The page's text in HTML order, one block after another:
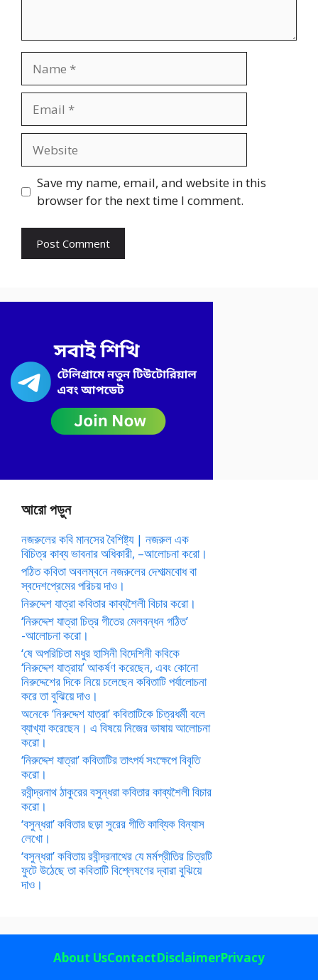
Save my name, email, and website in this
browser for the next time I comment.
আরো পড়ুন
নজরুলের কবি মানসের বৈশিষ্ট্য | নজরুল এক
বিচিত্র কাব্য ভাবনার অধিকারী, –আলোচনা করো।
পঠিত কবিতা অবলম্বনে নজরুলের দেশাত্মবোধ বা
স্বদেশপ্রেমের পরিচয় দাও।
নিরুদ্দেশ যাত্রা কবিতার কাব্যশৈলী বিচার করো।
‘নিরুদ্দেশ যাত্রা চিত্র গীতের মেলবন্ধন গঠিত’
-আলোচনা করো।
‘ষে অপরিচিতা মধুর হাসিনী বিদেশিনী কবিকে
‘নিরুদ্দেশ যাত্রায়’ আকর্ষণ করেছেন, এবং কোনো
নিরুদ্দেশের দিকে নিয়ে চলেছেন কবিতাটি পর্যালোচনা
করে তা বুঝিয়ে দাও।
অনেকে ‘নিরুদ্দেশ যাত্রা’ কবিতাটিকে চিত্রধর্মী বলে
ব্যাখ্যা করেছেন। এ বিষয়ে নিজের ভাষায় আলোচনা
করো।
‘নিরুদ্দেশ যাত্রা’ কবিতাটির তাৎপর্য সংক্ষেপে বিবৃতি
করো।
রবীন্দ্রনাথ ঠাকুরের বসুন্ধরা কবিতার কাব্যশৈলী বিচার
করো।
‘বসুন্ধরা’ কবিতার ছড়া সুরের গীতি কাব্যিক বিন্যাস
লেখো।
‘বসুন্ধরা’ কবিতায় রবীন্দ্রনাথের যে মর্মপ্রীতির চিত্রটি
ফুটে উঠেছে তা কবিতাটি বিশ্লেষণের দ্বারা বুঝিয়ে
দাও।
About UsContactDisclaimerPrivacy